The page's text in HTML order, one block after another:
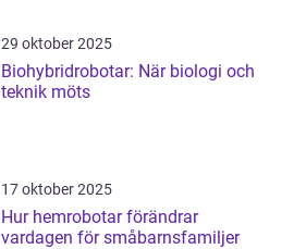
29 oktober 2025
Biohybridrobotar: När biologi och
teknik möts
17 oktober 2025
Hur hemrobotar förändrar
vardagen för småbarnsfamiljer